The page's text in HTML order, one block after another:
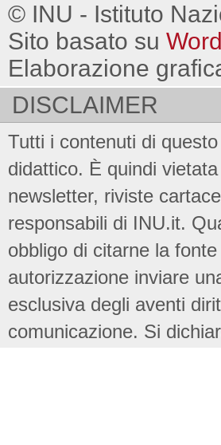
© INU - Istituto
Sito basato su
Elaborazione
DISCLAIMER
Tutti i contenuti di
didattico. È quindi
newsletter, riviste
responsabili di INU.it.
obbligo di citarne la
autorizzazione inviare
esclusiva degli aventi
comunicazione. Si